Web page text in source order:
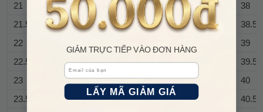
21 34 1 35 4 3.5 23
38
21.5
34.5 1.5 35.5 4.5 4 23.5
38.5
22
36 4.5
39
22.5
35.5 2.5 36.5 5.5 5
39.5
23
3 37 6 5.5
40
23.5
36.5 3.5 37.5 6.5 6
40.5
GIẢM TRỰC TIẾP VÀO ĐƠN HÀNG
Email
LẤY MÃ GIẢM GIÁ